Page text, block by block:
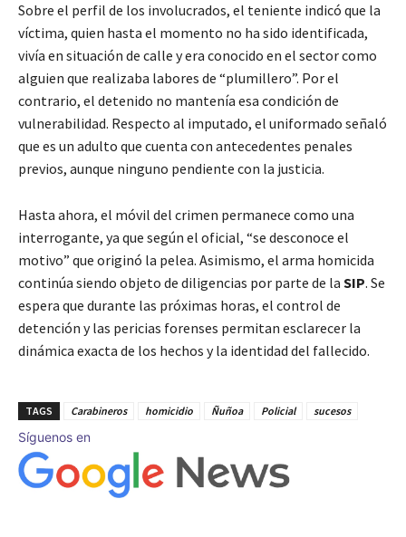
Sobre el perfil de los involucrados, el teniente indicó que la
víctima, quien hasta el momento no ha sido identificada,
vivía en situación de calle y era conocido en el sector como
alguien que realizaba labores de “plumillero”. Por el
contrario, el detenido no mantenía esa condición de
vulnerabilidad. Respecto al imputado, el uniformado señaló
que es un adulto que cuenta con antecedentes penales
previos, aunque ninguno pendiente con la justicia.
Hasta ahora, el móvil del crimen permanece como una
interrogante, ya que según el oficial, “se desconoce el
motivo” que originó la pelea. Asimismo, el arma homicida
continúa siendo objeto de diligencias por parte de la SIP. Se
espera que durante las próximas horas, el control de
detención y las pericias forenses permitan esclarecer la
dinámica exacta de los hechos y la identidad del fallecido.
TAGS Carabineros homicidio Ñuñoa Policial sucesos
Síguenos en